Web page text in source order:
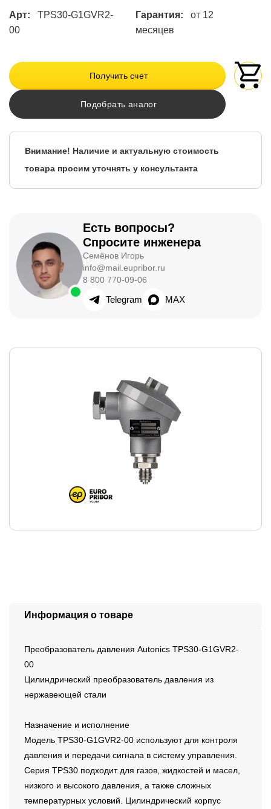
Арт:
TPS30-G1GVR2-
00
Гарантия:
от 12
месяцев
Получить счет
Подобрать аналог
Внимание! Наличие и актуальную стоимость
товара просим уточнять у консультанта
Есть вопросы?
Спросите инженера
Семёнов Игорь
info@mail.eupribor.ru
8 800 770-09-06
Telegram MAX
Информация о товаре
Преобразователь давления Autonics TPS30-G1GVR2-
00
Цилиндрический преобразователь давления из
нержавеющей стали
Назначение и исполнение
Модель TPS30-G1GVR2-00 используют для контроля
давления и передачи сигнала в систему управления.
Серия TPS30 подходит для газов, жидкостей и масел,
низкого и высокого давления, а также сложных
температурных условий. Цилиндрический корпус